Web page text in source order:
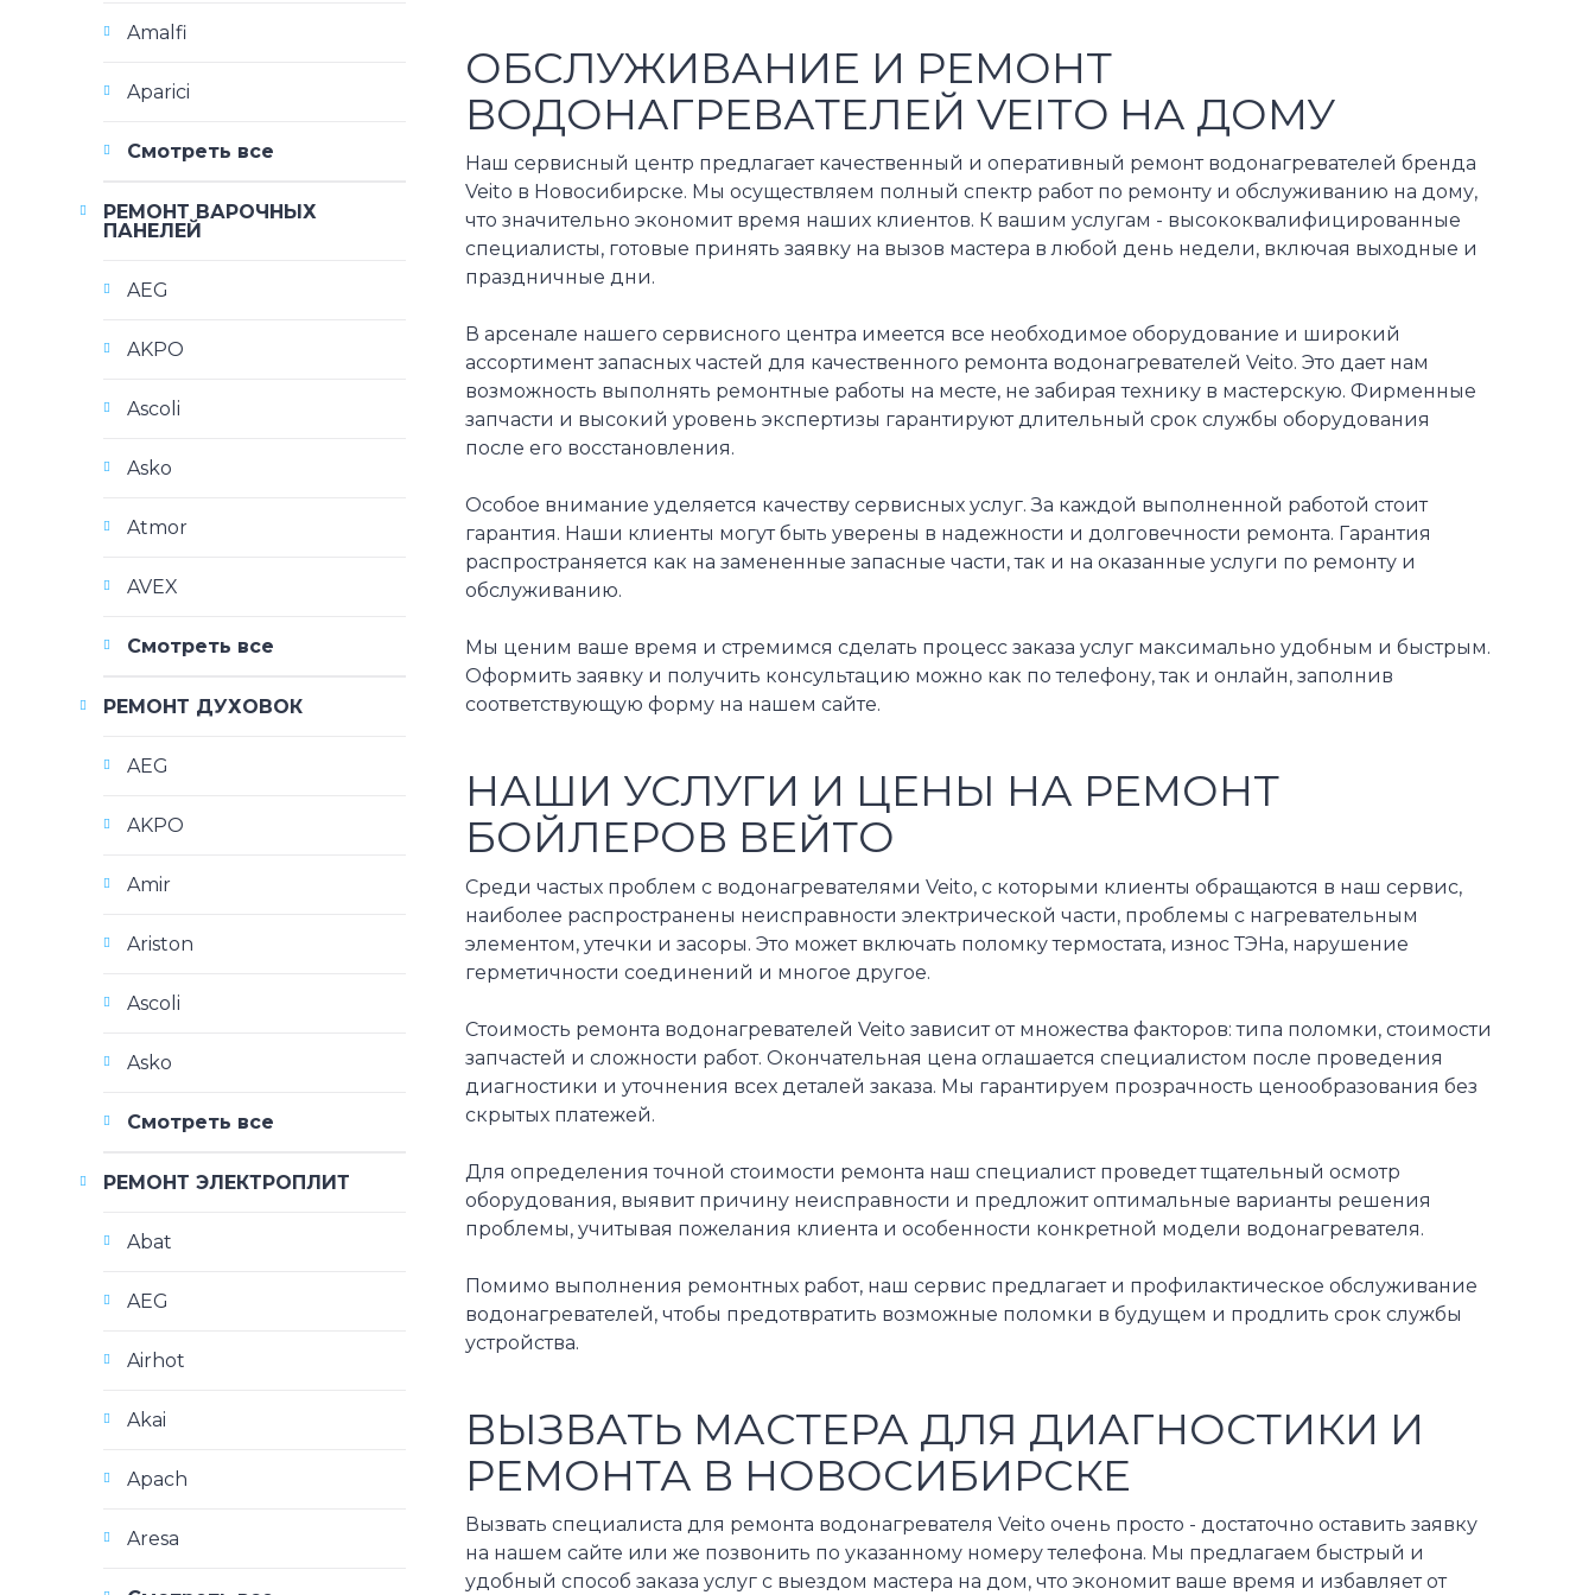
ОБСЛУЖИВАНИЕ И РЕМОНТ
ВОДОНАГРЕВАТЕЛЕЙ VEITO НА ДОМУ
Наш сервисный центр предлагает качественный и оперативный ремонт водонагревателей бренда
Veito в Новосибирске. Мы осуществляем полный спектр работ по ремонту и обслуживанию на дому,
что значительно экономит время наших клиентов. К вашим услугам - высококвалифицированные
специалисты, готовые принять заявку на вызов мастера в любой день недели, включая выходные и
праздничные дни.
В арсенале нашего сервисного центра имеется все необходимое оборудование и широкий
ассортимент запасных частей для качественного ремонта водонагревателей Veito. Это дает нам
возможность выполнять ремонтные работы на месте, не забирая технику в мастерскую. Фирменные
запчасти и высокий уровень экспертизы гарантируют длительный срок службы оборудования
после его восстановления.
Особое внимание уделяется качеству сервисных услуг. За каждой выполненной работой стоит
гарантия. Наши клиенты могут быть уверены в надежности и долговечности ремонта. Гарантия
распространяется как на замененные запасные части, так и на оказанные услуги по ремонту и
обслуживанию.
Мы ценим ваше время и стремимся сделать процесс заказа услуг максимально удобным и быстрым.
Оформить заявку и получить консультацию можно как по телефону, так и онлайн, заполнив
соответствующую форму на нашем сайте.
НАШИ УСЛУГИ И ЦЕНЫ НА РЕМОНТ
БОЙЛЕРОВ ВЕЙТО
Среди частых проблем с водонагревателями Veito, с которыми клиенты обращаются в наш сервис,
наиболее распространены неисправности электрической части, проблемы с нагревательным
элементом, утечки и засоры. Это может включать поломку термостата, износ ТЭНа, нарушение
герметичности соединений и многое другое.
Стоимость ремонта водонагревателей Veito зависит от множества факторов: типа поломки, стоимости
запчастей и сложности работ. Окончательная цена оглашается специалистом после проведения
диагностики и уточнения всех деталей заказа. Мы гарантируем прозрачность ценообразования без
скрытых платежей.
Для определения точной стоимости ремонта наш специалист проведет тщательный осмотр
оборудования, выявит причину неисправности и предложит оптимальные варианты решения
проблемы, учитывая пожелания клиента и особенности конкретной модели водонагревателя.
Помимо выполнения ремонтных работ, наш сервис предлагает и профилактическое обслуживание
водонагревателей, чтобы предотвратить возможные поломки в будущем и продлить срок службы
устройства.
ВЫЗВАТЬ МАСТЕРА ДЛЯ ДИАГНОСТИКИ И
РЕМОНТА В НОВОСИБИРСКЕ
Вызвать специалиста для ремонта водонагревателя Veito очень просто - достаточно оставить заявку
на нашем сайте или же позвонить по указанному номеру телефона. Мы предлагаем быстрый и
удобный способ заказа услуг с выездом мастера на дом, что экономит ваше время и избавляет от
Amalfi
Aparici
Смотреть все
РЕМОНТ ВАРОЧНЫХ
ПАНЕЛЕЙ
AEG
AKPO
Ascoli
Asko
Atmor
AVEX
Смотреть все
РЕМОНТ ДУХОВОК
AEG
AKPO
Amir
Ariston
Ascoli
Asko
Смотреть все
РЕМОНТ ЭЛЕКТРОПЛИТ
Abat
AEG
Airhot
Akai
Apach
Aresa